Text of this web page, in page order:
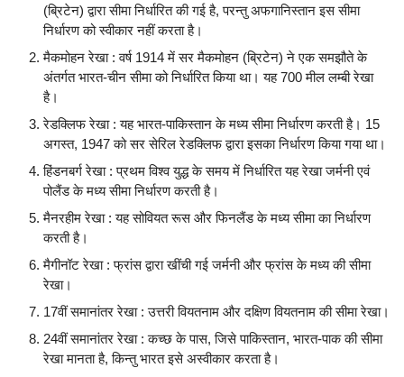
(ब्रिटेन) द्वारा सीमा निर्धारित की गई है, परन्तु अफगानिस्तान इस सीमा
निर्धारण को स्वीकार नहीं करता है।
मैकमोहन रेखा : वर्ष 1914 में सर मैकमोहन (ब्रिटेन) ने एक समझौते के
अंतर्गत भारत-चीन सीमा को निर्धारित किया था। यह 700 मील लम्बी रेखा
है।
रेडक्लिफ रेखा : यह भारत-पाकिस्तान के मध्य सीमा निर्धारण करती है। 15
अगस्त, 1947 को सर सेरिल रेडक्लिफ द्वारा इसका निर्धारण किया गया था।
हिंडनबर्ग रेखा : प्रथम विश्व युद्ध के समय में निर्धारित यह रेखा जर्मनी एवं
पोलैंड के मध्य सीमा निर्धारण करती है।
मैनरहीम रेखा : यह सोवियत रूस और फिनलैंड के मध्य सीमा का निर्धारण
करती है।
मैगीनॉट रेखा : फ्रांस द्वारा खींची गई जर्मनी और फ्रांस के मध्य की सीमा
रेखा।
17वीं समानांतर रेखा : उत्तरी वियतनाम और दक्षिण वियतनाम की सीमा रेखा।
24वीं समानांतर रेखा : कच्छ के पास, जिसे पाकिस्तान, भारत-पाक की सीमा
रेखा मानता है, किन्तु भारत इसे अस्वीकार करता है।